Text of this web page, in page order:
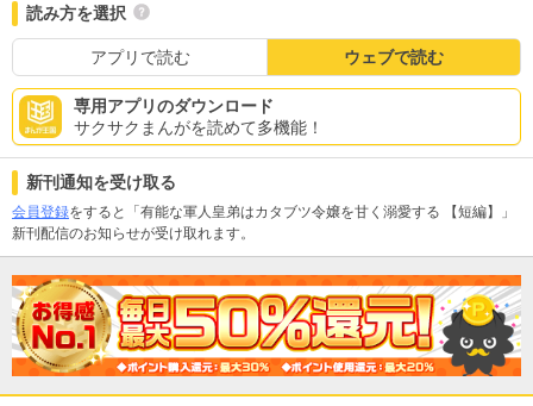
読み方を選択
アプリで読む ウェブで読む
専用アプリのダウンロード
サクサクまんがを読めて多機能！
新刊通知を受け取る
会員登録をすると「有能な軍人皇弟はカタブツ令嬢を甘く溺愛する 【短編】」
新刊配信のお知らせが受け取れます。